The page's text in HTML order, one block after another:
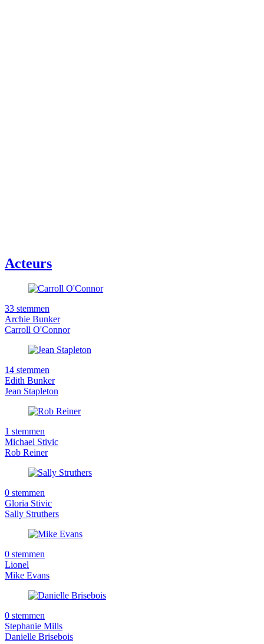
Acteurs
33 stemmen
Archie Bunker
Carroll O'Connor
14 stemmen
Edith Bunker
Jean Stapleton
1 stemmen
Michael Stivic
Rob Reiner
0 stemmen
Gloria Stivic
Sally Struthers
0 stemmen
Lionel
Mike Evans
0 stemmen
Stephanie Mills
Danielle Brisebois